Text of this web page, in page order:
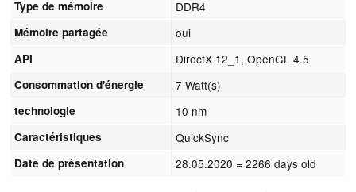
Type de mémoire DDR4
Mémoire partagée oui
API DirectX 12_1, OpenGL 4.5
Consommation d'énergie 7 Watt(s)
technologie 10 nm
Caractéristiques QuickSync
Date de présentation 28.05.2020 = 2266 days old